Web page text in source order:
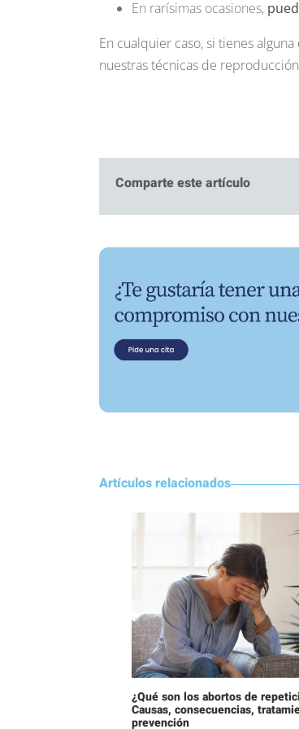
En rarísimas ocasiones,
En cualquier caso, si tienes
nuestras técnicas de
Comparte este artículo
Artículos relacionados
¿Qué son los abortos de
Causas, consecuencias,
prevención